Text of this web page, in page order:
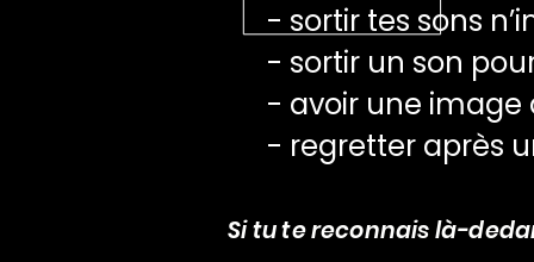
- sortir tes sons
- sortir un son
- avoir une image
- regretter après
Si tu te reconnais là-